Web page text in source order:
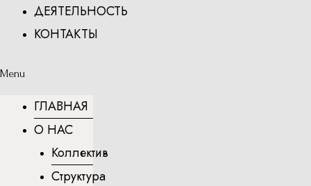
ДЕЯТЕЛЬНОСТЬ
КОНТАКТЫ
Menu
ГЛАВНАЯ
О НАС
Коллектив
Структура